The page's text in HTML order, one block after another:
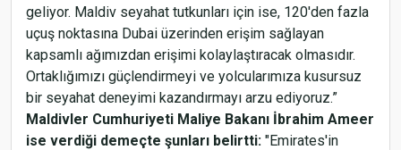
geliyor. Maldiv seyahat tutkunları için ise, 120'den fazla
uçuş noktasına Dubai üzerinden erişim sağlayan
kapsamlı ağımızdan erişimi kolaylaştıracak olmasıdır.
Ortaklığımızı güçlendirmeyi ve yolcularımıza kusursuz
bir seyahat deneyimi kazandırmayı arzu ediyoruz.”
Maldivler Cumhuriyeti Maliye Bakanı İbrahim Ameer
ise verdiği demeçte şunları belirtti: "Emirates'in